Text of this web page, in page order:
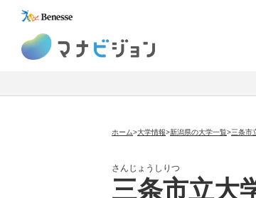
ホーム>大学情報>新潟県の大学一覧>三条市
さんじょうしりつ
三条市立大